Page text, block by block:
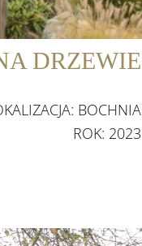
DRZEWIE
BOCHNIA
ROK: 2023